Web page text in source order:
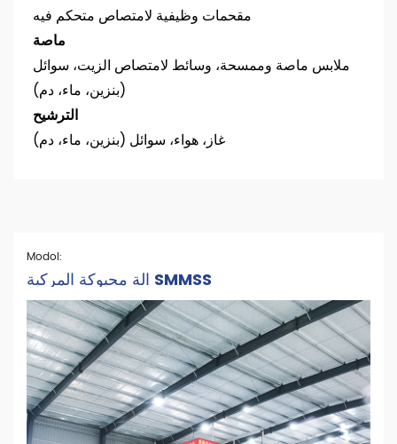
مقحمات وظيفية لامتصاص متحكم فيه
ماصة
ملابس ماصة وممسحة، وسائط لامتصاص الزيت، سوائل
(بنزين، ماء، دم)
الترشيح
غاز، هواء، سوائل (بنزين، ماء، دم)
Modol:
آلة محبوكة المركبة SMMSS